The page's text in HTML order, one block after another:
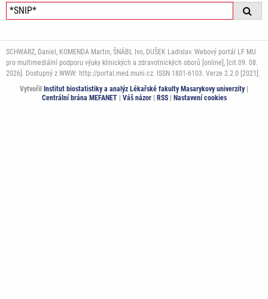
SCHWARZ, Daniel, KOMENDA Martin, ŠNÁBL Ivo, DUŠEK Ladislav. Webový portál LF MU
pro multimediální podporu výuky klinických a zdravotnických oborů [online], [cit.09. 08.
2026]. Dostupný z WWW: http://portal.med.muni.cz. ISSN 1801-6103. Verze 2.2.0 [2021].
Vytvořil Institut biostatistiky a analýz Lékařské fakulty Masarykovy univerzity|
Centrální brána MEFANET| Váš názor| RSS| Nastavení cookies